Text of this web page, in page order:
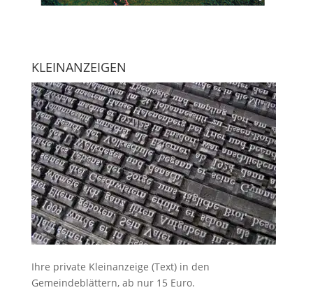
KLEINANZEIGEN
Ihre private Kleinanzeige (Text) in den
Gemeindeblättern, ab nur 15 Euro.